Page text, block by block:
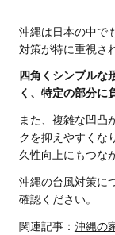
沖縄は日本の中で
対策が特に重視さ
四角くシンプルな
く、特定の部分に
また、複雑な凹凸
クを抑えやすくな
久性向上にもつな
沖縄の台風対策に
確認ください。
関連記事： 沖縄の